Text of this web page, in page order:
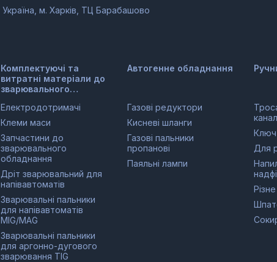
Україна, м. Харків, ТЦ Барабашово
Комплектуючі та
витратні матеріали до
зварювального
Електродотримачі
Клеми маси
Запчастини до
зварювального
обладнання
Дріт зварювальний для
напівавтоматів
Зварювальні пальники
для напівавтоматів
MIG/MAG
Зварювальні пальники
для аргонно-дугового
зварювання TIG
Автогенне обладнання
Газові редуктори
Кисневі шланги
Газові пальники
пропанові
Паяльні лампи
Ключ
Для
Різне